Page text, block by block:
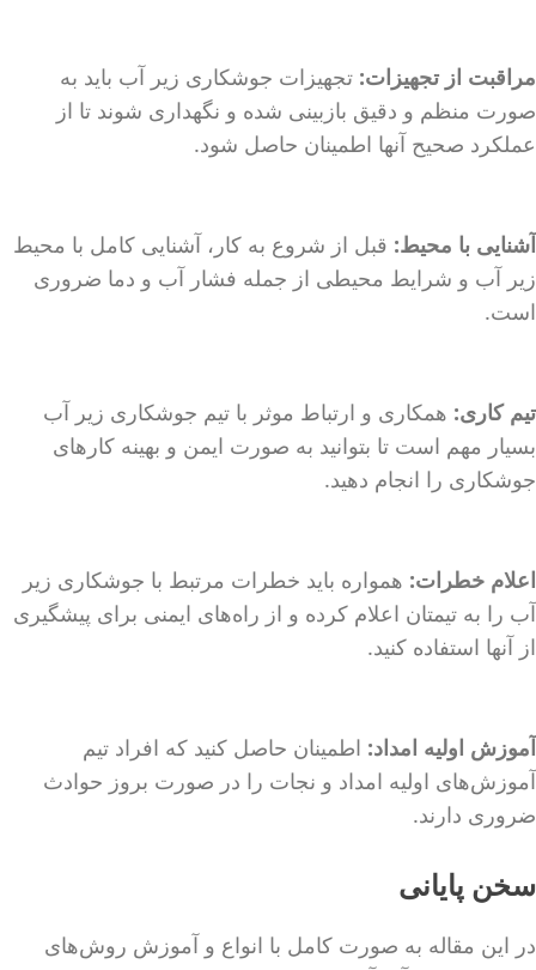
مراقبت از تجهیزات: تجهیزات جوشکاری زیر آب باید به
صورت منظم و دقیق بازبینی شده و نگهداری شوند تا از
عملکرد صحیح آنها اطمینان حاصل شود.
آشنایی با محیط: قبل از شروع به کار، آشنایی کامل با محیط
زیر آب و شرایط محیطی از جمله فشار آب و دما ضروری
است.
تیم کاری: همکاری و ارتباط موثر با تیم جوشکاری زیر آب
بسیار مهم است تا بتوانید به صورت ایمن و بهینه کارهای
جوشکاری را انجام دهید.
اعلام خطرات: همواره باید خطرات مرتبط با جوشکاری زیر
آب را به تیمتان اعلام کرده و از راه‌های ایمنی برای پیشگیری
از آنها استفاده کنید.
آموزش اولیه امداد: اطمینان حاصل کنید که افراد تیم
آموزش‌های اولیه امداد و نجات را در صورت بروز حوادث
ضروری دارند.
سخن پایانی
در این مقاله به صورت کامل با انواع و آموزش روش‌های